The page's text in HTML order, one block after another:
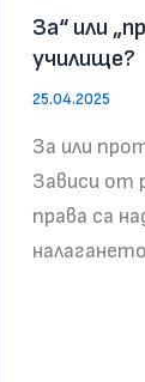
За“ или
училище?
25.04.2025
За или
Зависи от
права са